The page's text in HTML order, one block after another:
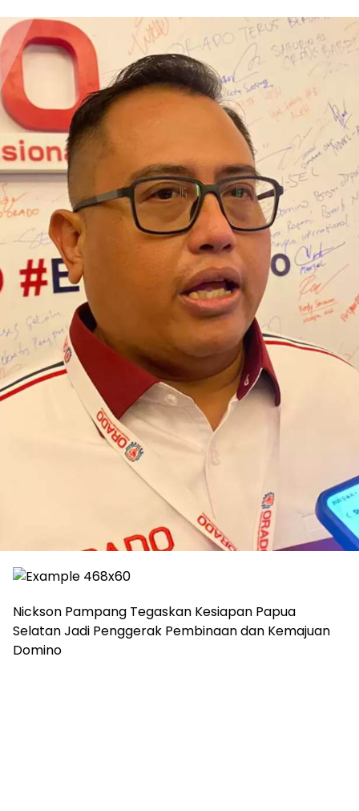
Nickson Pampang Tegaskan Kesiapan Papua
Selatan Jadi Penggerak Pembinaan dan Kemajuan
Domino